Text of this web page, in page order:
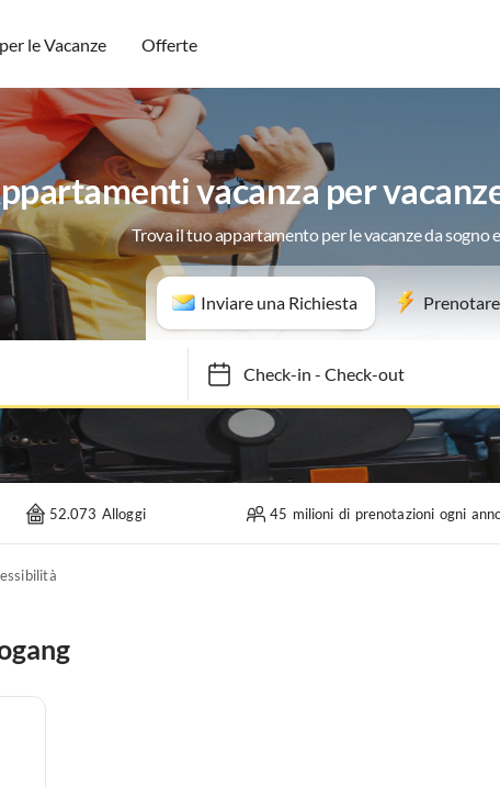
le Vacanze Offerte
vacanza per
Trova il tuo appartamento per le vacanze da sogno
Inviare una Richiesta
Check-in- Check-out
52.073 Alloggi 45 milioni di prenotazioni ogni